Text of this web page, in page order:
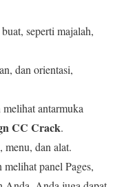
seperti majalah,
dan orientasi,
antarmuka
CC Crack.
dan alat.
panel Pages,